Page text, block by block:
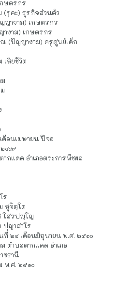
กิดวันที่ ๑๕ สิงหาคมพ.ศ. ๒๔๘๙
ามสกุล ปัญญางาม
กแดด อำเภอตระการพืชผล
ป็นชาย ๔ คน หญิง ๕ คน ดังนี้
(บัวโรย) เกษตรกร
(พระครูปัญญาวุฒิวิบูลย์)
ยชีวิต
กษตรกร
(รุคะ) ธุรกิจส่วนตัว
ปัญญางาม) เกษตรกร
ญางาม) เกษตรกร
เสียชีวิต
ดือนเมษายน ปีจอ
๔๘๙
แดด อำเภอตระการพืชผล